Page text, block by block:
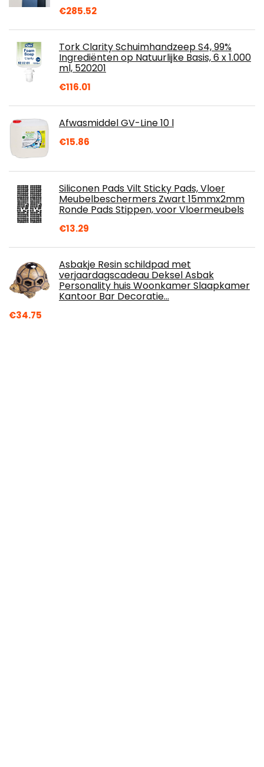
€285.52
Tork Clarity Schuimhandzeep S4, 99%
Ingrediënten op Natuurlijke Basis, 6 x 1.000
ml, 520201
€116.01
Afwasmiddel GV-Line 10 l
€15.86
Siliconen Pads Vilt Sticky Pads, Vloer
Meubelbeschermers Zwart 15mmx2mm
Ronde Pads Stippen, voor Vloermeubels
€13.29
Asbakje Resin schildpad met
verjaardagscadeau Deksel Asbak
Personality huis Woonkamer Slaapkamer
Kantoor Bar Decoratie…
€34.75